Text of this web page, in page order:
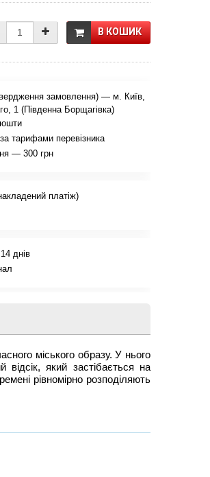
В КОШИК
замовлення) — м. Київ,
1 (Південна Борщагівка)
тарифами перевізника
— 300 грн
платіж)
днів
міського образу. У нього
який застібається на
рівномірно розподіляють